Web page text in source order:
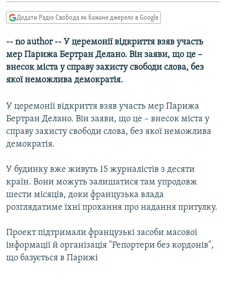
СПОРТ
СВІТ
ТИ ЯК?
КИТАЙ.ВИКЛИКИ
МУЛЬТИМЕДІА
ФОТО
СПЕЦПРОЄКТИ
ПОДКАСТИ
КРИМ РЕАЛІЇ
УКР
КТАТ
Додати Радіо Свобода як бажане джерело в Google
-- no author -- У церемонії відкриття взяв участь
мер Парижа Бертран Делано. Він заяви, що це –
внесок міста у справу захисту свободи слова, без
якої неможлива демократія.
У церемонії відкриття взяв участь мер Парижа
Бертран Делано. Він заяви, що це – внесок міста у
справу захисту свободи слова, без якої неможлива
демократія.
У будинку вже живуть 15 журналістів з десяти
країн. Вони можуть залишатися там упродовж
шести місяців, доки французька влада
розглядатиме їхні прохання про надання притулку.
Проект підтримали французькі засоби масової
інформації й організація "Репортери без кордонів",
що базується в Парижі